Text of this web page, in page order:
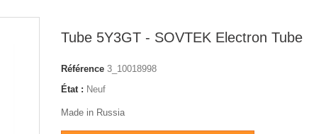
Tube 5Y3GT - SOVTEK Electron Tube
Référence 3_10018998
État : Neuf
Made in Russia